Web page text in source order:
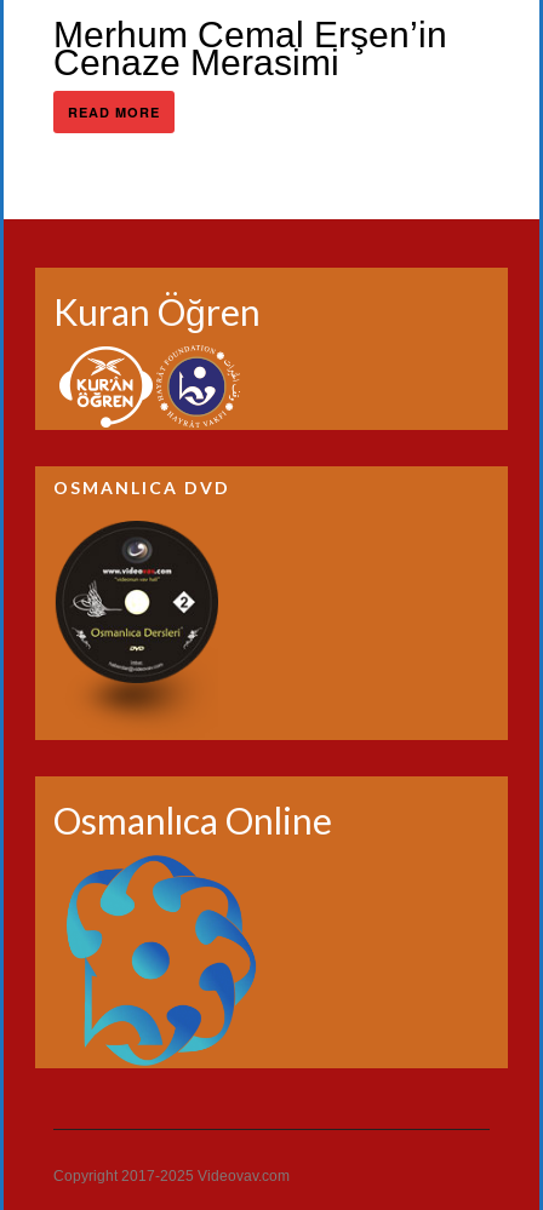
Merhum Cemal Erşen’in
Cenaze Merasimi
READ MORE
Kuran Öğren
OSMANLICA DVD
Osmanlıca Online
Copyright 2017-2025 Videovav.com